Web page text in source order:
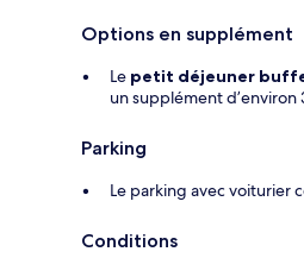
Options en supplément
Le petit déjeuner
un supplément d’environ
Parking
Le parking avec voiturier
Conditions